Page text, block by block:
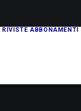
RIVISTE ABBONAMENTI